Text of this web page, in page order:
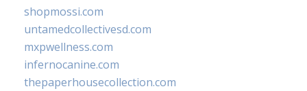
shopmossi.com
untamedcollectivesd.com
mxpwellness.com
infernocanine.com
thepaperhousecollection.com